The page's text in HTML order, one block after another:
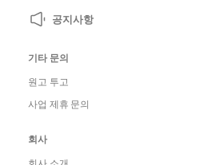
공지사항
기타 문의
원고 투고
사업 제휴 문의
회사